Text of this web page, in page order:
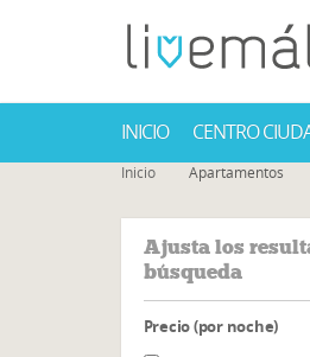
INICIO CENTRO
Inicio Apartamentos
Ajusta los
búsqueda
Precio (por noche)